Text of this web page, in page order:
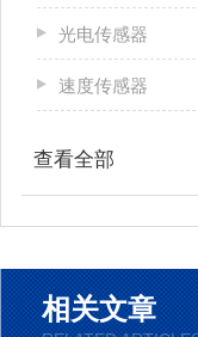
光电传感器
速度传感器
查看全部
相关文章